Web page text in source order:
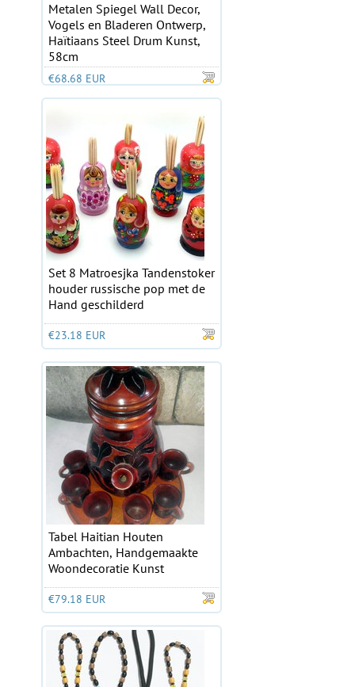
Metalen Spiegel Wall Decor,
Vogels en Bladeren Ontwerp,
Haïtiaans Steel Drum Kunst,
58cm
€68.68 EUR
Set 8 Matroesjka Tandenstoker
houder russische pop met de
Hand geschilderd
€23.18 EUR
Tabel Haitian Houten
Ambachten, Handgemaakte
Woondecoratie Kunst
€79.18 EUR